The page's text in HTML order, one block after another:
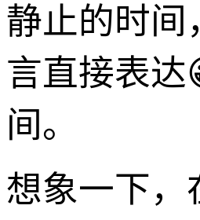
静止的时间
言直接表达
间。
想象一下，